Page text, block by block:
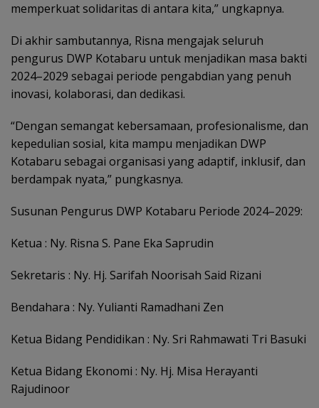
memperkuat solidaritas di antara kita,” ungkapnya.
Di akhir sambutannya, Risna mengajak seluruh
pengurus DWP Kotabaru untuk menjadikan masa bakti
2024–2029 sebagai periode pengabdian yang penuh
inovasi, kolaborasi, dan dedikasi.
“Dengan semangat kebersamaan, profesionalisme, dan
kepedulian sosial, kita mampu menjadikan DWP
Kotabaru sebagai organisasi yang adaptif, inklusif, dan
berdampak nyata,” pungkasnya.
Susunan Pengurus DWP Kotabaru Periode 2024–2029:
Ketua : Ny. Risna S. Pane Eka Saprudin
Sekretaris : Ny. Hj. Sarifah Noorisah Said Rizani
Bendahara : Ny. Yulianti Ramadhani Zen
Ketua Bidang Pendidikan : Ny. Sri Rahmawati Tri Basuki
Ketua Bidang Ekonomi : Ny. Hj. Misa Herayanti
Rajudinoor